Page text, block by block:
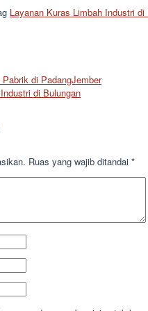
Layanan Kuras Limbah Industri
di PadangJember
di Bulungan
Ruas yang wajib ditandai *